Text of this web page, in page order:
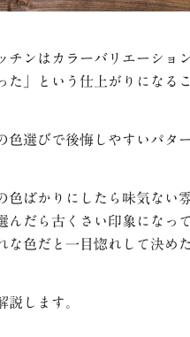
チンはカラーバリエーショ
た」という仕上がりになる
色選びで後悔しやすいパタ
色ばかりにしたら味気ない
んだら古くさい印象になっ
な色だと一目惚れして決め
説します。